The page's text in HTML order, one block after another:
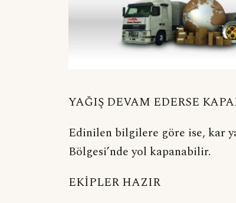
YAĞIŞ DEVAM EDERSE
Edinilen bilgilere göre ise, kar
Bölgesi’nde yol kapanabilir.
EKİPLER HAZIR